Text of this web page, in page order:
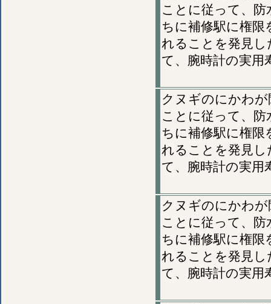
ことに従って、防
ちに補修駅に権
れることを発見
て、腕時計の実用
クヌギのにかわ
ことに従って、防
ちに補修駅に権
れることを発見
て、腕時計の実用
クヌギのにかわ
ことに従って、防
ちに補修駅に権
れることを発見
て、腕時計の実用